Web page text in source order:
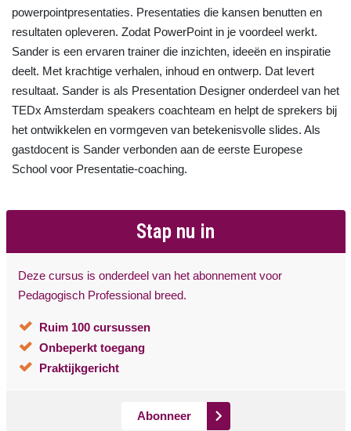
powerpointpresentaties. Presentaties die kansen benutten en
resultaten opleveren. Zodat PowerPoint in je voordeel werkt.
Sander is een ervaren trainer die inzichten, ideeën en inspiratie
deelt. Met krachtige verhalen, inhoud en ontwerp. Dat levert
resultaat. Sander is als Presentation Designer onderdeel van het
TEDx Amsterdam speakers coachteam en helpt de sprekers bij
het ontwikkelen en vormgeven van betekenisvolle slides. Als
gastdocent is Sander verbonden aan de eerste Europese
School voor Presentatie-coaching.
Stap nu in
Deze cursus is onderdeel van het abonnement voor
Pedagogisch Professional breed.
Ruim 100 cursussen
Onbeperkt toegang
Praktijkgericht
Abonneer